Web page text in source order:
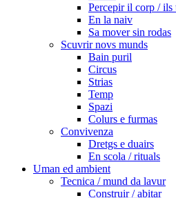
Percepir il corp / ils
En la naiv
Sa mover sin rodas
Scuvrir novs munds
Bain puril
Circus
Strias
Temp
Spazi
Colurs e furmas
Convivenza
Dretgs e duairs
En scola / rituals
Uman ed ambient
Tecnica / mund da lavur
Construir / abitar